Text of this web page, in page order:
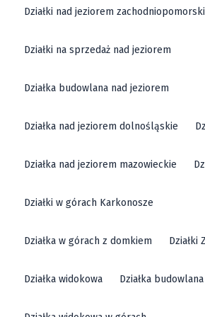
Działki nad jeziorem
Działki na sprzedaż nad jeziorem
Działka budowlana nad jeziorem
Działka nad jeziorem dolnośląskie
Działka nad jeziorem mazowieckie
Działki w górach Karkonosze
Działka w górach z domkiem Działki
Działka widokowa Działka